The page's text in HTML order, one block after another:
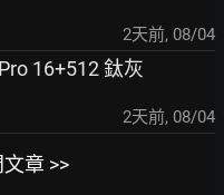
2天前, 08/04
16+512 鈦灰
2天前, 08/04
章 >>